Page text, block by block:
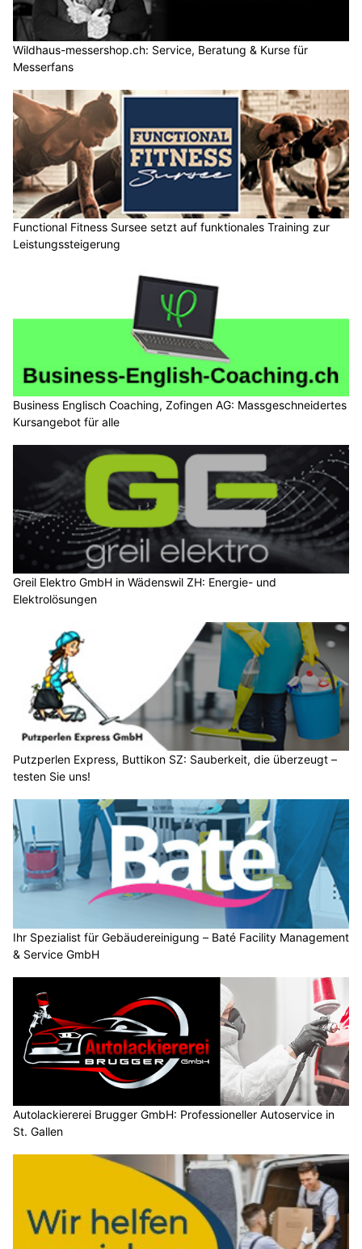
Wildhaus-messershop.ch: Service, Beratung & Kurse für
Messerfans
Functional Fitness Sursee setzt auf funktionales Training zur
Leistungssteigerung
Business Englisch Coaching, Zofingen AG: Massgeschneidertes
Kursangebot für alle
Greil Elektro GmbH in Wädenswil ZH: Energie- und
Elektrolösungen
Putzperlen Express, Buttikon SZ: Sauberkeit, die überzeugt –
testen Sie uns!
Ihr Spezialist für Gebäudereinigung – Baté Facility Management
& Service GmbH
Autolackiererei Brugger GmbH: Professioneller Autoservice in
St. Gallen